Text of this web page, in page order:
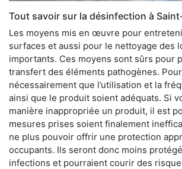
Tout savoir sur la désinfection à
Les moyens mis en œuvre pour
surfaces et aussi pour le nettoyage des
importants. Ces moyens sont sûrs pour
transfert des éléments pathogènes.
nécessairement que l’utilisation et la
ainsi que le produit soient adéquats. Si
manière inappropriée un produit, il est
mesures prises soient finalement
ne plus pouvoir offrir une protection
occupants. Ils seront donc moins
infections et pourraient courir des